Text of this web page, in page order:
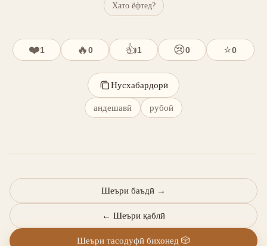
Хато ёфтед?
❤️1 🔥0 👍1 😢0 ⭐0
Нусхабардорӣ
андешавӣ рубоӣ
← Шеъри қаблӣ
Шеъри баъдӣ →
Шеъри тасодуфӣ бихонед 🎲